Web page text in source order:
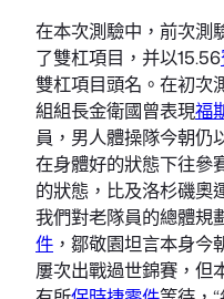
在本次測驗中，前次測
了雙杠項目，并以15.56
雙杠項目頭名。在初次
組組長金衛國曾表現福
員，男人體操隊今朝仍
在身體好的狀態下往參
的狀態，比及洛杉磯奧
我們對老隊員的總體規
件 ，鄒敬園坦言本身
屢次出戰過世錦賽，但